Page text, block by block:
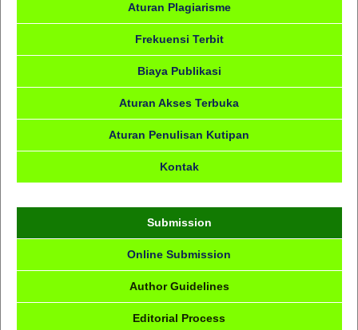
Aturan Plagiarisme
Frekuensi Terbit
Biaya Publikasi
Aturan Akses Terbuka
Aturan Penulisan Kutipan
Kontak
Submission
Online Submission
Author Guidelines
Editorial Process